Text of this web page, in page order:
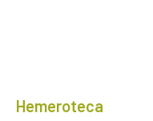
Hemeroteca